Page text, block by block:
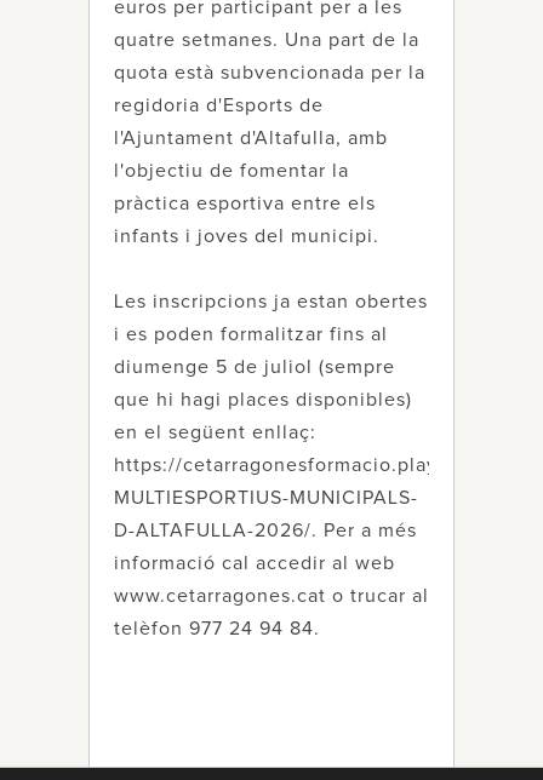
euros per participant per a les
quatre setmanes. Una part de la
quota està subvencionada per la
regidoria d'Esports de
l'Ajuntament d'Altafulla, amb
l'objectiu de fomentar la
pràctica esportiva entre els
infants i joves del municipi.
Les inscripcions ja estan obertes
i es poden formalitzar fins al
diumenge 5 de juliol (sempre
que hi hagi places disponibles)
en el següent enllaç:
https://
MULTIESPORTIUS-MUNICIPALS-
D-ALTAFULLA-2026/. Per a més
informació cal accedir al web
www.cetarragones.cat o trucar al
telèfon 977 24 94 84.